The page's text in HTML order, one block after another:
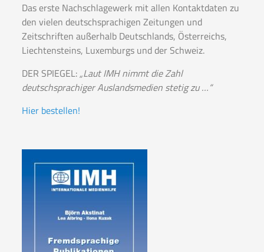
Das erste Nachschlagewerk mit allen Kontaktdaten zu
den vielen deutschsprachigen Zeitungen und
Zeitschriften außerhalb Deutschlands, Österreichs,
Liechtensteins, Luxemburgs und der Schweiz.
DER SPIEGEL:„Laut IMH nimmt die Zahl
deutschsprachiger Auslandsmedien stetig zu …“
Hier bestellen!